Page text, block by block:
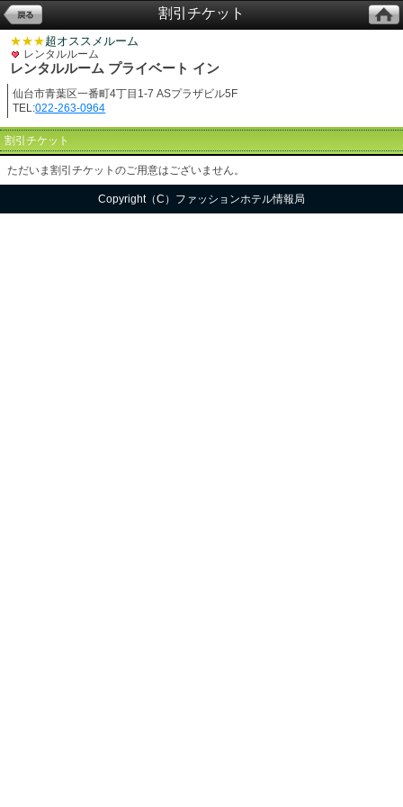
割引チケット
★★★超オススメルーム
レンタルルーム
レンタルルーム プライベート イン
仙台市青葉区一番町4丁目1-7 ASプラザビル5F
TEL:022-263-0964
割引チケット
ただいま割引チケットのご用意はございません。
Copyright（C）ファッションホテル情報局